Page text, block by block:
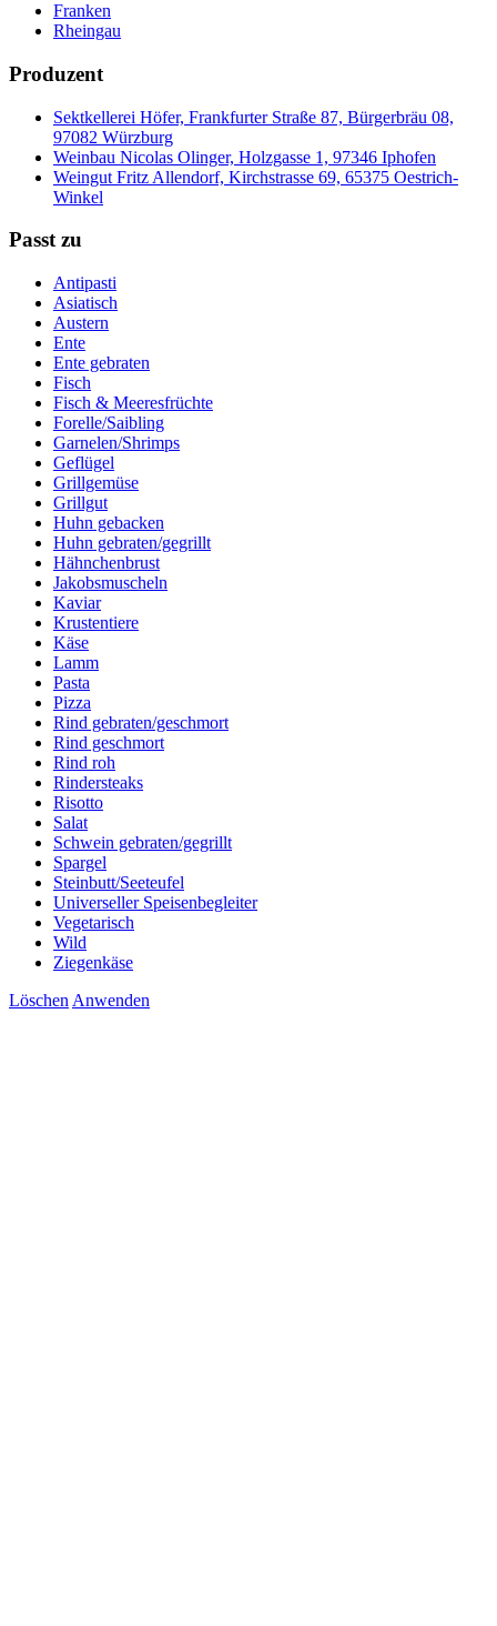
Franken
Rheingau
Produzent
Sektkellerei Höfer, Frankfurter Straße 87, Bürgerbräu 08,
97082 Würzburg
Weinbau Nicolas Olinger, Holzgasse 1, 97346 Iphofen
Weingut Fritz Allendorf, Kirchstrasse 69, 65375 Oestrich-
Winkel
Passt zu
Antipasti
Asiatisch
Austern
Ente
Ente gebraten
Fisch
Fisch & Meeresfrüchte
Forelle/Saibling
Garnelen/Shrimps
Geflügel
Grillgemüse
Grillgut
Huhn gebacken
Huhn gebraten/gegrillt
Hähnchenbrust
Jakobsmuscheln
Kaviar
Krustentiere
Käse
Lamm
Pasta
Pizza
Rind gebraten/geschmort
Rind geschmort
Rind roh
Rindersteaks
Risotto
Salat
Schwein gebraten/gegrillt
Spargel
Steinbutt/Seeteufel
Universeller Speisenbegleiter
Vegetarisch
Wild
Ziegenkäse
Löschen Anwenden